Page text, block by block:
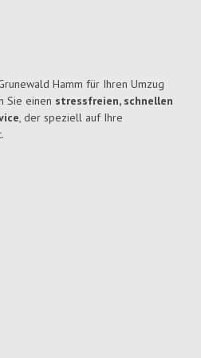
Hamm für Ihren Umzug
Sie einen stressfreien, schnellen
, der speziell auf Ihre